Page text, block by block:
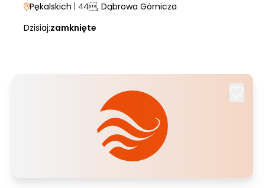
Pękalskich | 44, Dąbrowa Górnicza
Dzisiaj:zamknięte